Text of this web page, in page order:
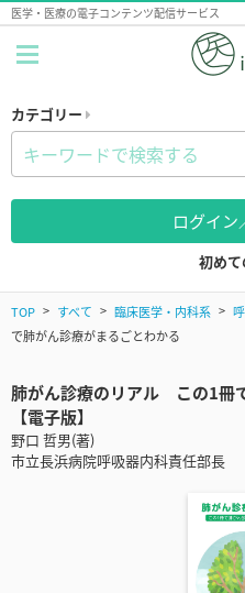
医学・医療の電子コンテンツ配信サービス
カテゴリー
ログイン
初め
TOP すべて 臨床医学・内科系
で肺がん診療がまるごとわかる
肺がん診療のリアル この1冊
【電子版】
野口 哲男(著)
市立長浜病院呼吸器内科責任部長